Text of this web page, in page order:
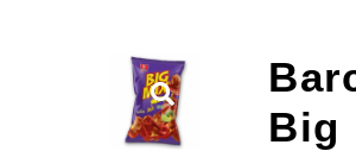
Big